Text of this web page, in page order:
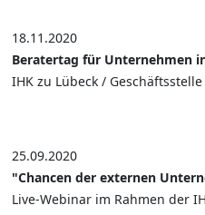
18.11.2020
Beratertag für Unternehmen
IHK zu Lübeck /
25.09.2020
"Chancen der externen
Live-Webinar im Rahmen der